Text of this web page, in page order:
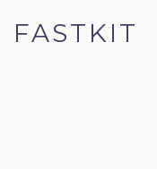
FASTKIT